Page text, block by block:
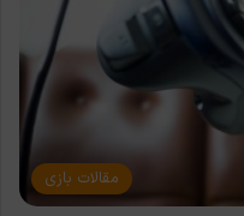
مقالات بازی